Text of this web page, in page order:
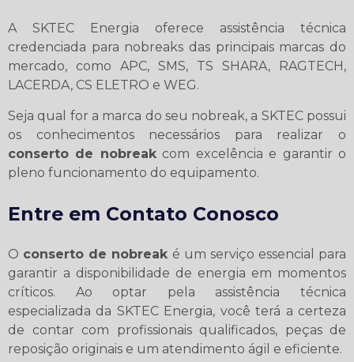
A SKTEC Energia oferece assistência técnica
credenciada para nobreaks das principais marcas do
mercado, como APC, SMS, TS SHARA, RAGTECH,
LACERDA, CS ELETRO e WEG.
Seja qual for a marca do seu nobreak, a SKTEC possui
os conhecimentos necessários para realizar o
conserto de nobreakcom excelência e garantir o
pleno funcionamento do equipamento.
Entre em Contato Conosco
O conserto de nobreak é um serviço essencial para
garantir a disponibilidade de energia em momentos
críticos. Ao optar pela assistência técnica
especializada da SKTEC Energia, você terá a certeza
de contar com profissionais qualificados, peças de
reposição originais e um atendimento ágil e eficiente.